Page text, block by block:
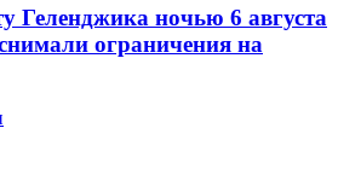
Геленджика ночью 6 августа
ограничения на